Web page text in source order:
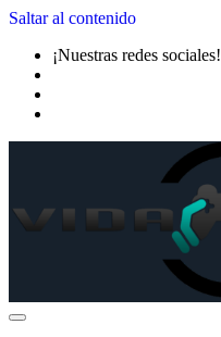
Saltar al contenido
¡Nuestras redes sociales!